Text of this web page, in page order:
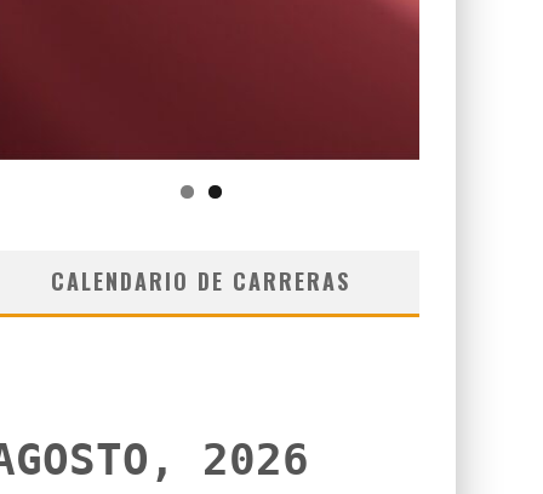
CALENDARIO DE CARRERAS
2026